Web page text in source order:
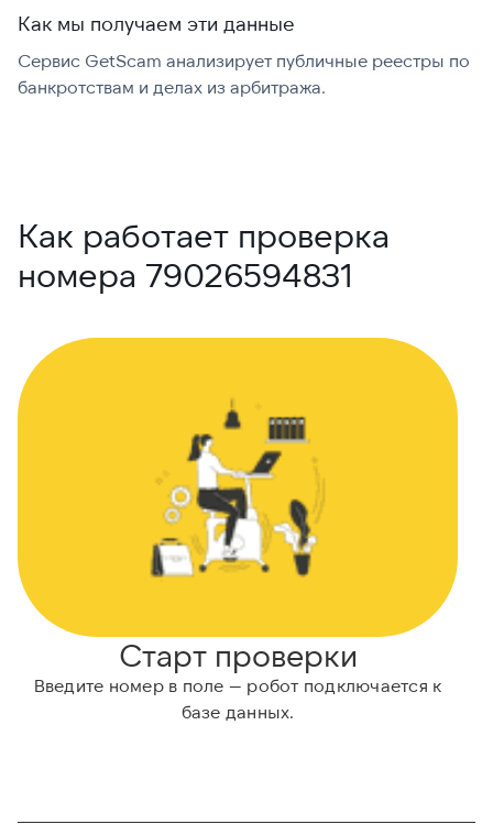
Как мы получаем эти данные
Сервис GetScam анализирует публичные реестры по
банкротствам и делах из арбитража.
Как работает проверка
номера 79026594831
Старт проверки
Введите номер в поле — робот подключается к
базе данных.